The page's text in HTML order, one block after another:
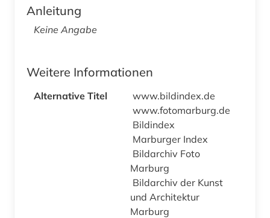
Anleitung
Keine Angabe
Weitere Informationen
Alternative Titel
www.bildindex.de
www.fotomarburg.de
Bildindex
Marburger Index
Bildarchiv Foto
Marburg
Bildarchiv der Kunst
und Architektur
Marburg